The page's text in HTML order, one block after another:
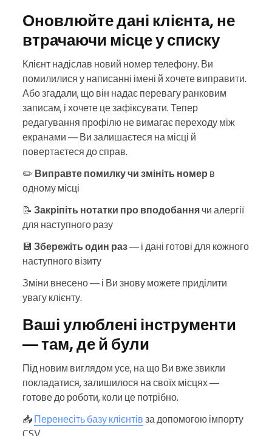
Оновлюйте дані клієнта, не
втрачаючи місце у списку
Клієнт надіслав новий номер телефону. Ви
помилилися у написанні імені й хочете виправити.
Або згадали, що він надає перевагу ранковим
записам, і хочете це зафіксувати. Тепер
редагування профілю не вимагає переходу між
екранами — Ви залишаєтеся на місці й
повертаєтеся до справ.
✏️ Виправте помилку чи змініть номер в
одному місці
📝 Закріпіть нотатки про вподобання чи алергії
для наступного разу
💾 Збережіть один раз— і дані готові для кожного
наступного візиту
Зміни внесено — і Ви знову можете приділити
увагу клієнту.
Ваші улюблені інструменти
— там, де й були
Під новим виглядом усе, на що Ви вже звикли
покладатися, залишилося на своїх місцях —
готове до роботи, коли це потрібно.
📥 Перенесіть базу клієнтів за допомогою імпорту
CSV